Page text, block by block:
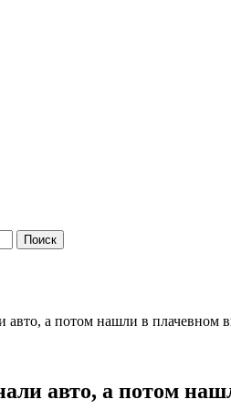
авто, а потом нашли в плачевном
авто, а потом